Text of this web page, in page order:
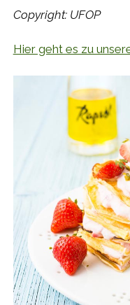
Copyright: UFOP
Hier geht es zu